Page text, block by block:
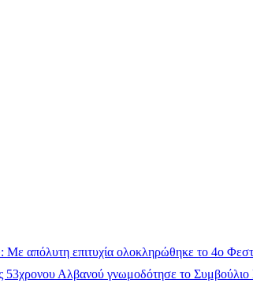
απόλυτη επιτυχία ολοκληρώθηκε το 4ο
Αλβανού γνωμοδότησε το Συμβούλιο